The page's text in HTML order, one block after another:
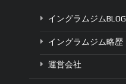
イングラムジムBLOG
イングラムジム略歴
運営会社